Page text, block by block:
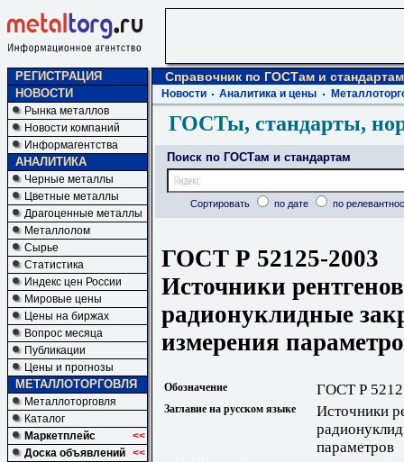
РЕГИСТРАЦИЯ
НОВОСТИ
Рынка металлов
Новости компаний
Информагентства
АНАЛИТИКА
Черные металлы
Цветные металлы
Драгоценные металлы
Металлолом
Сырье
Статистика
Индекс цен России
Мировые цены
Цены на биржах
Вопрос месяца
Публикации
Цены и прогнозы
МЕТАЛЛОТОРГОВЛЯ
Металлоторговля
Каталог
Маркетплейс
<<
Доска объявлений <<
Справочник по ГОСТам и стандартам
Новости Аналитика и цены
ГОСТы, стандарты,
Поиск по ГОСТам и стандартам
Сортировать по дате по
ГОСТ Р 52125-2003
Источники
радионуклидные
измерения
Обозначение ГОСТ Р
Заглавие на русском языке
Источники
параметров